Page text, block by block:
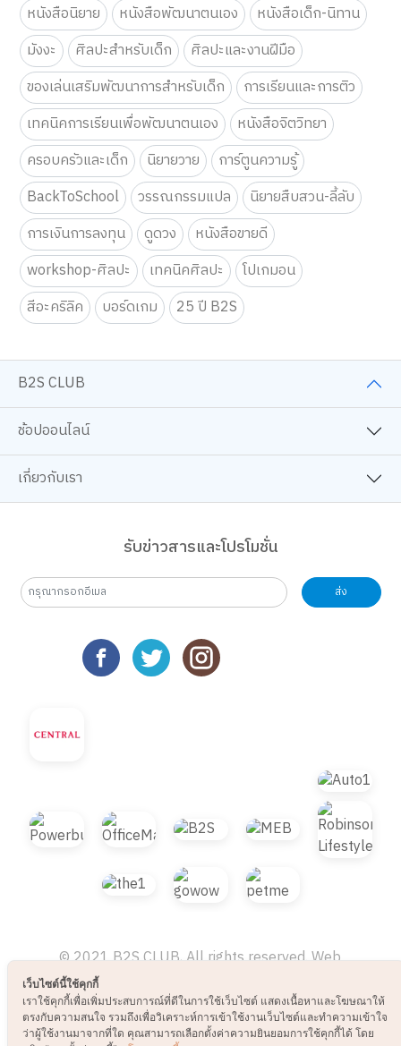
หนังสือนิยาย
หนังสือพัฒนาตนเอง
หนังสือเด็ก-นิทาน
มังงะ
ศิลปะสำหรับเด็ก
ศิลปะและงานฝีมือ
ของเล่นเสริมพัฒนาการสำหรับเด็ก
การเรียนและการติว
เทคนิคการเรียนเพื่อพัฒนาตนเอง
หนังสือจิตวิทยา
ครอบครัวและเด็ก
นิยายวาย
การ์ตูนความรู้
BackToSchool
วรรณกรรมแปล
นิยายสืบสวน-ลี้ลับ
การเงินการลงทุน
ดูดวง
หนังสือขายดี
workshop-ศิลปะ
เทคนิคศิลปะ
โปเกมอน
สีอะคริลิค
บอร์ดเกม 25 ปี B2S
B2S CLUB
ช้อปออนไลน์
เกี่ยวกับเรา
รับข่าวสารและโปรโมชั่น
ส่ง
© 2021 B2S CLUB, All rights reserved. Web
เว็บไซต์นี้ใช้คุกกี้
เราใช้คุกกี้เพื่อเพิ่มประสบการณ์ที่ดีในการใช้เว็บไซต์ แสดงเนื้อหาและโฆษณาให้
ตรงกับความสนใจ รวมถึงเพื่อวิเคราะห์การเข้าใช้งานเว็บไซต์และทำความเข้าใจ
ว่าผู้ใช้งานมาจากที่ใด คุณสามารถเลือกตั้งค่าความยินยอมการใช้คุกกี้ได้ โดย